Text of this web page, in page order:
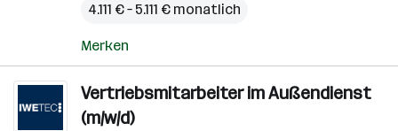
4.111 € – 5.111 € monatlich
Merken
Vertriebsmitarbeiter im Außendienst
(m/w/d)